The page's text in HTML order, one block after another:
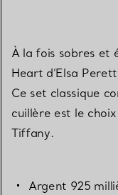
À la fois sobres et
Heart d’Elsa
Ce set classique
cuillère est le
Tiffany.
Argent 925